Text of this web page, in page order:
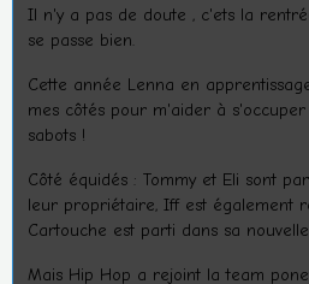
Il n'y a pas de doute , c'ets la
se passe bien.
Cette année Lenna en
mes côtés pour m'aider à
sabots !
Côté équidés : Tommy et Eli sont
leur propriétaire, Iff est également
Cartouche est parti dans sa nouvelle
Mais Hip Hop a rejoint la team